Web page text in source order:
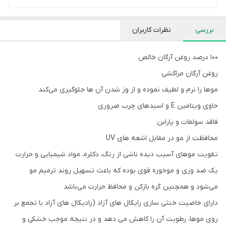
بررسی نظرات کاربران
100 درصد روغن آرگان خالص
روغن آرگان مراکشی
موها را نرم و لطیف نموده و از وز شدن آن ها جلوگیری می‌کند
حاوی ویتامین E و اسیدهای چرب ضروری
فاقد سولفات و پارابن
محافظت از مو در مقابل اشعه های UV
تقویت موهای آسیب دیده ناشی از رنگ، دکلره، مواد شیمیایی و حرارت
یک ضد وزی و موخوره قوی بوده که باعث تسهیل روند ترميم مو
می‌شود و همچنین گره بازکن و محافظ حرارت می‌باشد
دارای خاصیت خنثی سازی رایکال های آزاد (رادیکال های آزاد با تجمع بر
روی موها، رطوبت آن را کاهش می دهد و در نتیجه موجب خشکی و